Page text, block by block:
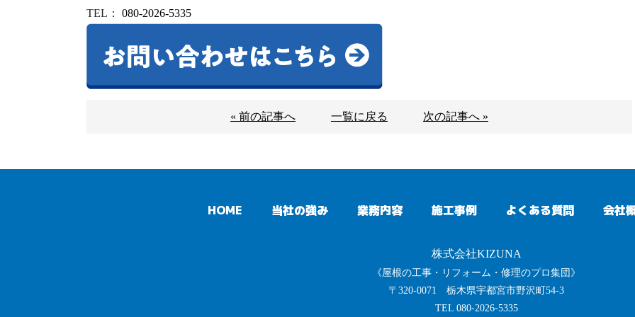
TEL ： 080-2026-5335
« 前の記事へ 一覧に戻る 次の記事へ »
HOME 当社の強み 業務内容 施工事例 よくある質問 会社
株式会社KIZUNA
《屋根の工事・リフォーム・修理のプロ集団》
〒320-0071 栃木県宇都宮市野沢町54-3
TEL 080-2026-5335